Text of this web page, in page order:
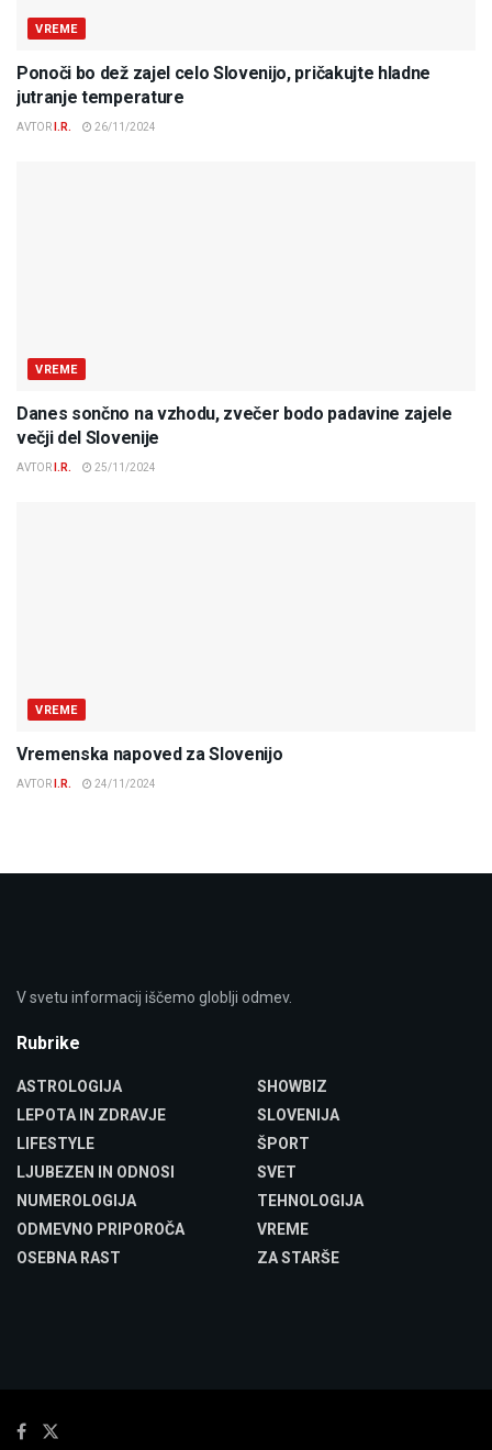
VREME
Ponoči bo dež zajel celo Slovenijo, pričakujte hladne
jutranje temperature
AVTOR I.R. 26/11/2024
VREME
Danes sončno na vzhodu, zvečer bodo padavine zajele
večji del Slovenije
AVTOR I.R. 25/11/2024
VREME
Vremenska napoved za Slovenijo
AVTOR I.R. 24/11/2024
V svetu informacij iščemo globlji odmev.
Rubrike
ASTROLOGIJA
LEPOTA IN ZDRAVJE
LIFESTYLE
LJUBEZEN IN ODNOSI
NUMEROLOGIJA
ODMEVNO PRIPOROČA
OSEBNA RAST
SHOWBIZ
SLOVENIJA
ŠPORT
SVET
TEHNOLOGIJA
VREME
ZA STARŠE